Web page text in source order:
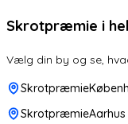
Skrotpræmie i
Vælg din by og se,
SkrotpræmieAarhus